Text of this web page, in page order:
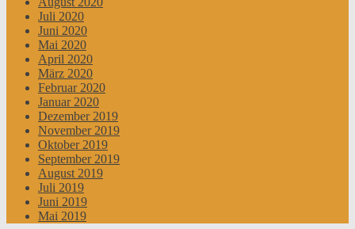
Juli 2020
Juni 2020
Mai 2020
April 2020
März 2020
Februar 2020
Januar 2020
Dezember 2019
November 2019
Oktober 2019
September 2019
August 2019
Juli 2019
Juni 2019
Mai 2019